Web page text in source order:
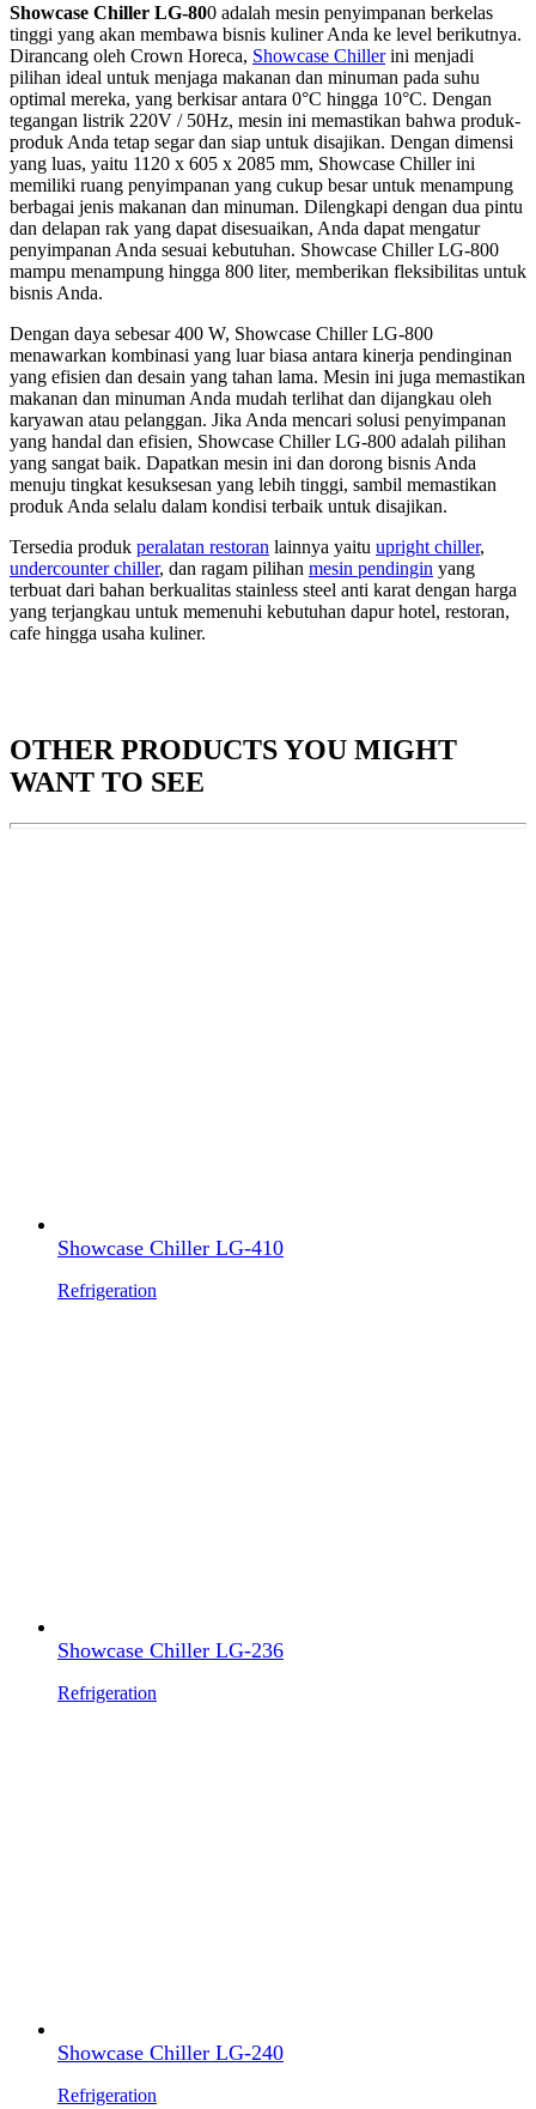
Showcase Chiller LG-800 adalah mesin penyimpanan berkelas
tinggi yang akan membawa bisnis kuliner Anda ke level berikutnya.
Dirancang oleh Crown Horeca, Showcase Chillerini menjadi
pilihan ideal untuk menjaga makanan dan minuman pada suhu
optimal mereka, yang berkisar antara 0°C hingga 10°C. Dengan
tegangan listrik 220V / 50Hz, mesin ini memastikan bahwa produk-
produk Anda tetap segar dan siap untuk disajikan. Dengan dimensi
yang luas, yaitu 1120 x 605 x 2085 mm, Showcase Chiller ini
memiliki ruang penyimpanan yang cukup besar untuk menampung
berbagai jenis makanan dan minuman. Dilengkapi dengan dua pintu
dan delapan rak yang dapat disesuaikan, Anda dapat mengatur
penyimpanan Anda sesuai kebutuhan. Showcase Chiller LG-800
mampu menampung hingga 800 liter, memberikan fleksibilitas untuk
bisnis Anda.
Dengan daya sebesar 400 W, Showcase Chiller LG-800
menawarkan kombinasi yang luar biasa antara kinerja pendinginan
yang efisien dan desain yang tahan lama. Mesin ini juga memastikan
makanan dan minuman Anda mudah terlihat dan dijangkau oleh
karyawan atau pelanggan. Jika Anda mencari solusi penyimpanan
yang handal dan efisien, Showcase Chiller LG-800 adalah pilihan
yang sangat baik. Dapatkan mesin ini dan dorong bisnis Anda
menuju tingkat kesuksesan yang lebih tinggi, sambil memastikan
produk Anda selalu dalam kondisi terbaik untuk disajikan.
Tersedia produk peralatan restoran lainnya yaitu upright chiller,
undercounter chiller, dan ragam pilihan mesin pendingin yang
terbuat dari bahan berkualitas stainless steel anti karat dengan harga
yang terjangkau untuk memenuhi kebutuhan dapur hotel, restoran,
cafe hingga usaha kuliner.
OTHER PRODUCTSYOU MIGHT
WANT TO SEE
Showcase Chiller LG-410
Refrigeration
Showcase Chiller LG-236
Refrigeration
Showcase Chiller LG-240
Refrigeration